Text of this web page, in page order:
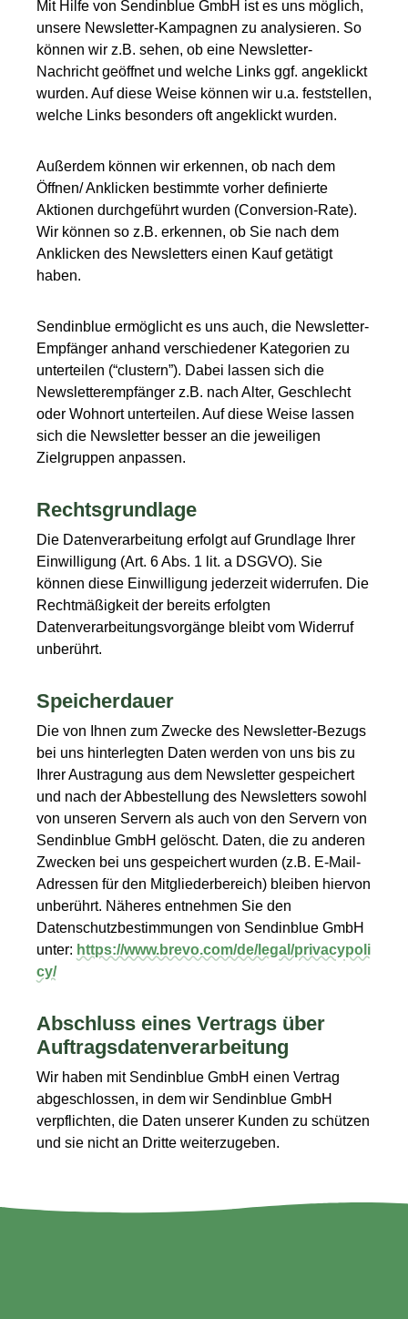
Mit Hilfe von Sendinblue GmbH ist es uns möglich,
unsere Newsletter-Kampagnen zu analysieren. So
können wir z.B. sehen, ob eine Newsletter-
Nachricht geöffnet und welche Links ggf. angeklickt
wurden. Auf diese Weise können wir u.a. feststellen,
welche Links besonders oft angeklickt wurden.
Außerdem können wir erkennen, ob nach dem
Öffnen/ Anklicken bestimmte vorher definierte
Aktionen durchgeführt wurden (Conversion-Rate).
Wir können so z.B. erkennen, ob Sie nach dem
Anklicken des Newsletters einen Kauf getätigt
haben.
Sendinblue ermöglicht es uns auch, die Newsletter-
Empfänger anhand verschiedener Kategorien zu
unterteilen (“clustern”). Dabei lassen sich die
Newsletterempfänger z.B. nach Alter, Geschlecht
oder Wohnort unterteilen. Auf diese Weise lassen
sich die Newsletter besser an die jeweiligen
Zielgruppen anpassen.
Rechtsgrundlage
Die Datenverarbeitung erfolgt auf Grundlage Ihrer
Einwilligung (Art. 6 Abs. 1 lit. a DSGVO). Sie
können diese Einwilligung jederzeit widerrufen. Die
Rechtmäßigkeit der bereits erfolgten
Datenverarbeitungsvorgänge bleibt vom Widerruf
unberührt.
Speicherdauer
Die von Ihnen zum Zwecke des Newsletter-Bezugs
bei uns hinterlegten Daten werden von uns bis zu
Ihrer Austragung aus dem Newsletter gespeichert
und nach der Abbestellung des Newsletters sowohl
von unseren Servern als auch von den Servern von
Sendinblue GmbH gelöscht. Daten, die zu anderen
Zwecken bei uns gespeichert wurden (z.B. E-Mail-
Adressen für den Mitgliederbereich) bleiben hiervon
unberührt. Näheres entnehmen Sie den
Datenschutzbestimmungen von Sendinblue GmbH
unter: https://www.brevo.com/de/legal/privacypoli
cy/
Abschluss eines Vertrags über
Auftragsdatenverarbeitung
Wir haben mit Sendinblue GmbH einen Vertrag
abgeschlossen, in dem wir Sendinblue GmbH
verpflichten, die Daten unserer Kunden zu schützen
und sie nicht an Dritte weiterzugeben.